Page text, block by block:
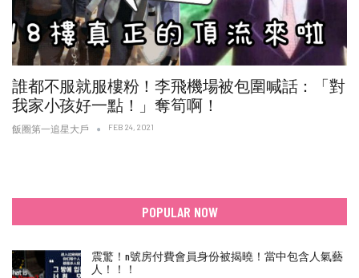
誰都不服就服樓粉！李飛機場被包圍喊話：「對
我家小孩好一點！」奪筍啊！
飯圈第一追星大戶 FEB 24, 2021
POPULAR NOW
震驚！n號房付費會員身份被揭曉！當中包含人氣藝
人！！！